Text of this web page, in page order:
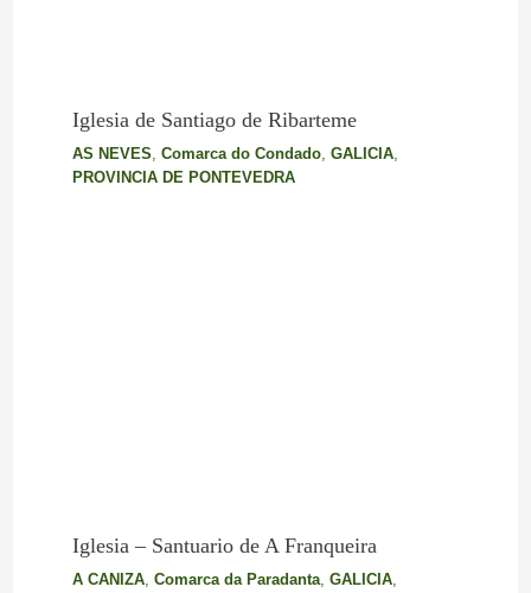
Iglesia de Santiago de Ribarteme
AS NEVES Comarca do Condado, GALICIA,
PROVINCIA DE PONTEVEDRA
Iglesia – Santuario de A Franqueira
A CANIZA, Comarca da Paradanta, GALICIA,